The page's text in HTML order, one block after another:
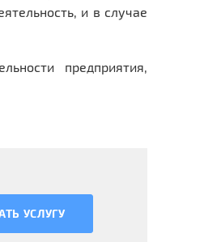
и в случае
предприятия,
УСЛУГУ